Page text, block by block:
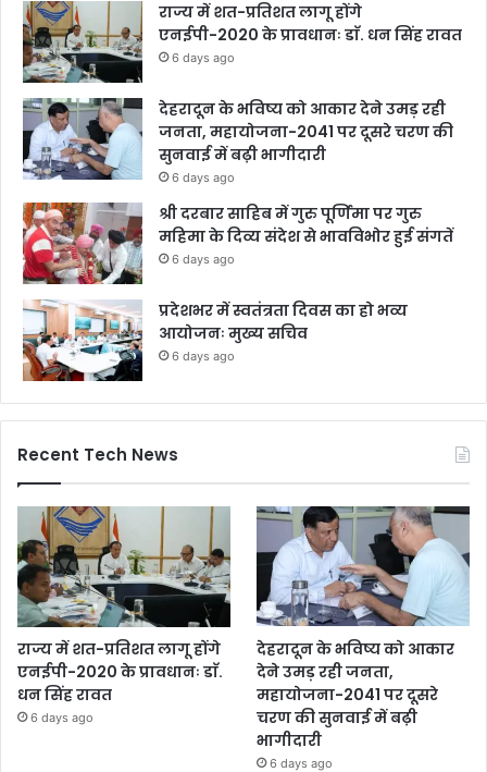
राज्य में शत-प्रतिशत लागू होंगे
एनईपी-2020 के प्रावधानः डाॅ. धन सिंह रावत
6 days ago
देहरादून के भविष्य को आकार देने उमड़ रही
जनता, महायोजना-2041 पर दूसरे चरण की
सुनवाई में बढ़ी भागीदारी
6 days ago
श्री दरबार साहिब में गुरु पूर्णिमा पर गुरु
महिमा के दिव्य संदेश से भावविभोर हुई संगतें
6 days ago
प्रदेशभर में स्वतंत्रता दिवस का हो भव्य
आयोजनः मुख्य सचिव
6 days ago
Recent Tech News
राज्य में शत-प्रतिशत लागू होंगे
एनईपी-2020 के प्रावधानः डाॅ.
धन सिंह रावत
6 days ago
देहरादून के भविष्य को आकार
देने उमड़ रही जनता,
महायोजना-2041 पर दूसरे
चरण की सुनवाई में बढ़ी
भागीदारी
6 days ago